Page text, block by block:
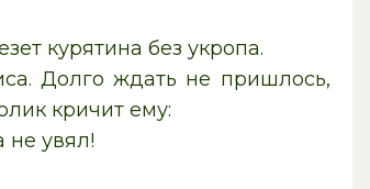
курятина без укропа.
Долго ждать не пришлось,
кричит ему:
не увял!